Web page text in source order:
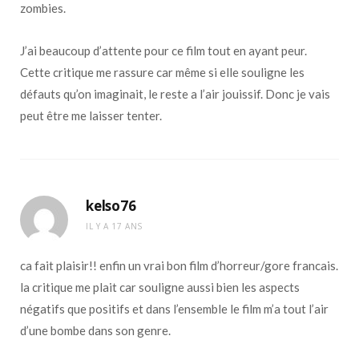
zombies.
J’ai beaucoup d’attente pour ce film tout en ayant peur.
Cette critique me rassure car même si elle souligne les
défauts qu’on imaginait, le reste a l’air jouissif. Donc je vais
peut être me laisser tenter.
kelso76
IL Y A 17 ANS
ca fait plaisir!! enfin un vrai bon film d’horreur/gore francais.
la critique me plait car souligne aussi bien les aspects
négatifs que positifs et dans l’ensemble le film m’a tout l’air
d’une bombe dans son genre.